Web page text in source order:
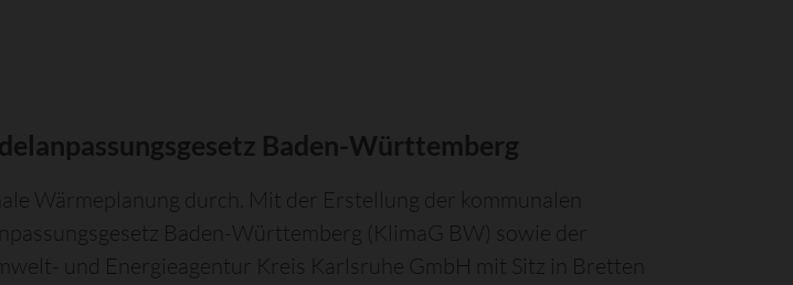
Baden-Württemberg
Wärmeplanung durch. Mit der Erstellung der kommunalen
Baden-Württemberg (KlimaG BW) sowie der
und Energieagentur Kreis Karlsruhe GmbH mit Sitz in Bretten